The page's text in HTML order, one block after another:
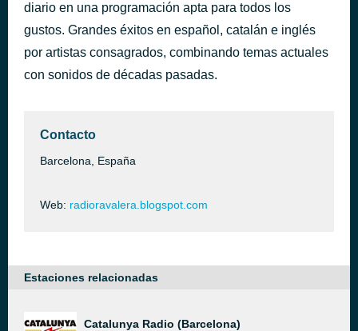
Volver a Nacer
Vicco
hace 54 minutos
diario en una programación apta para todos los
gustos. Grandes éxitos en español, catalán e inglés
por artistas consagrados, combinando temas actuales
con sonidos de décadas pasadas.
Contacto
Barcelona, España
Web: radioravalera.blogspot.com
Estaciones relacionadas
Catalunya Radio (Barcelona)